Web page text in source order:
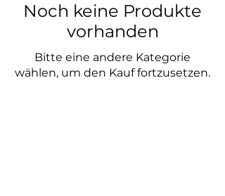
Noch keine Produkte
vorhanden
Bitte eine andere Kategorie
wählen, um den Kauf fortzusetzen.